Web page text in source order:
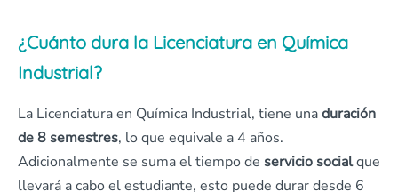
¿Cuánto dura la Licenciatura en Química
Industrial?
La Licenciatura en Química Industrial, tiene unaduración
de 8 semestres, lo que equivale a 4 años.
Adicionalmente se suma el tiempo de servicio socialque
llevará a cabo el estudiante, esto puede durar desde 6